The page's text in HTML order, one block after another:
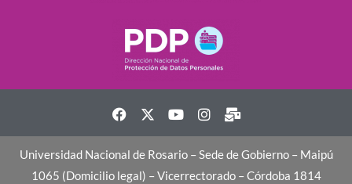
Universidad Nacional de Rosario – Sede de Gobierno – Maipú
1065 (Domicilio legal) – Vicerrectorado – Córdoba 1814